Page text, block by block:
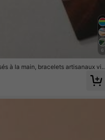
6
à la main, bracelets artisanaux vin